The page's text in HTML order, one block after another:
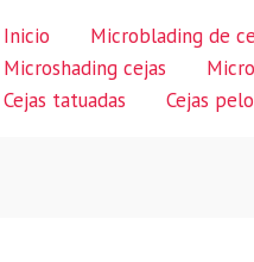
Inicio Microblading de
Microshading cejas
Cejas tatuadas
Cejas